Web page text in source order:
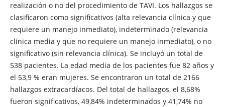
realización o no del procedimiento de TAVI. Los hallazgos se
clasificaron como significativos (alta relevancia clínica y que
requiere un manejo inmediato), indeterminado (relevancia
clínica media y que no requiere un manejo inmediato), o no
significativo (sin relevancia clínica). Se incluyó un total de
538 pacientes. La edad media de los pacientes fue 82 años y
el 53,9 % eran mujeres. Se encontraron un total de 2166
hallazgos extracardíacos. Del total de hallazgos, el 8,68%
fueron significativos, 49,84% indeterminados y 41,74% no